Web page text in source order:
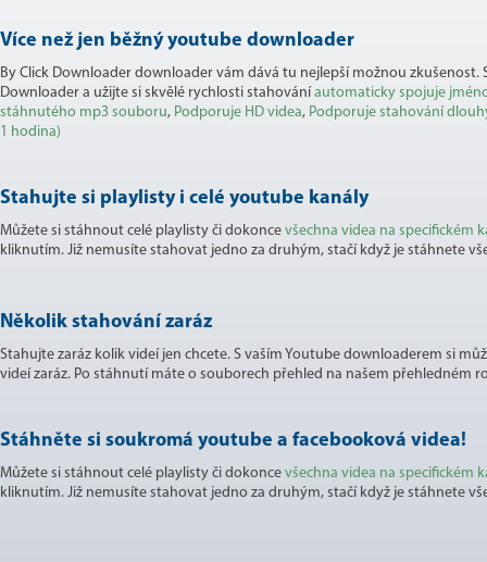
Více než jen běžný youtube downloader
By Click Downloader downloader vám dává tu nejlepší možnou zkušenost.
Downloader a užijte si skvělé rychlosti stahování automaticky spojuje
stáhnutého mp3 souboru, Podporuje HD videa, Podporuje stahování
1 hodina)
Stahujte si playlisty i celé youtube kanály
Můžete si stáhnout celé playlisty či dokonce všechna videa na specifickém
kliknutím. Již nemusíte stahovat jedno za druhým, stačí když je stáhnete
Několik stahování zaráz
Stahujte zaráz kolik videí jen chcete. S vaším Youtube downloaderem si
videí zaráz. Po stáhnutí máte o souborech přehled na našem přehledném
Stáhněte si soukromá youtube a facebooková videa!
Můžete si stáhnout celé playlisty či dokonce všechna videa na specifickém
kliknutím. Již nemusíte stahovat jedno za druhým, stačí když je stáhnete